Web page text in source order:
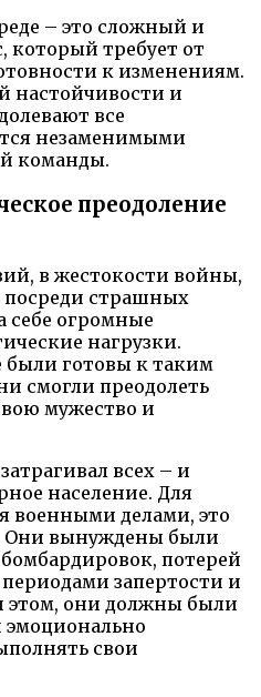
– это сложный и
который требует от
к изменениям.
настойчивости и
все
незаменимыми
команды.
преодоление
в жестокости войны,
страшных
себе огромные
нагрузки.
готовы к таким
смогли преодолеть
мужество и
всех – и
население. Для
делами, это
Они вынуждены были
потерей
запертости и
этом, они должны были
эмоционально
свои